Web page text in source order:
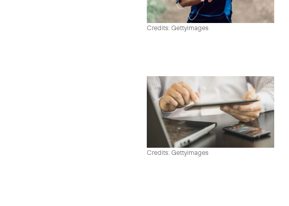
Credits: Gettyimages
Credits: Gettyimages